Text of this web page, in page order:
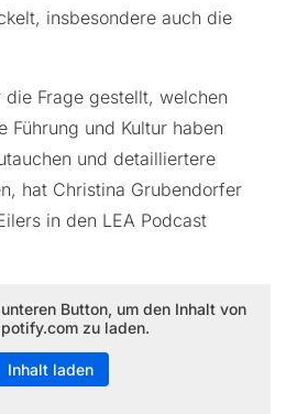
insbesondere auch die
Frage gestellt, welchen
Führung und Kultur haben
und detailliertere
hat Christina Grubendorfer
in den LEA Podcast
Button, um den Inhalt von
zu laden.
Inhalt laden